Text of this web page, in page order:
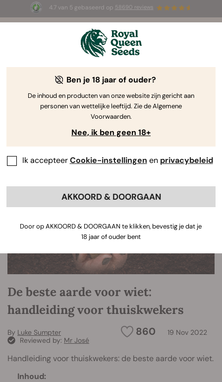
4.7 van 5 gebaseerd op 58690 reviews
3 White Widow Auto zaadjesGRATIS voor de
De Kweekgids Voor Cannabis door Royal Queen Seeds
Grow Guide Zoekmachine
De beste aarde voor wiet:
handleiding voor thuiskwekers
860 19 Nov 2022
By Luke Sumpter
Reviewed by: Mr José
Handleiding voor thuiskwekers: de beste aarde voor wiet.
Inhoud:
Ben je 18 jaar of ouder?
De inhoud en producten van onze website zijn gericht aan
personen van wettelijke leeftijd. Zie de Algemene
Voorwaarden.
Nee, ik ben geen 18+
Ik accepteerCookie-instellingen en privacybeleid
AKKOORD & DOORGAAN
Door op AKKOORD & DOORGAAN te klikken, bevestig je dat je
18 jaar of ouder bent